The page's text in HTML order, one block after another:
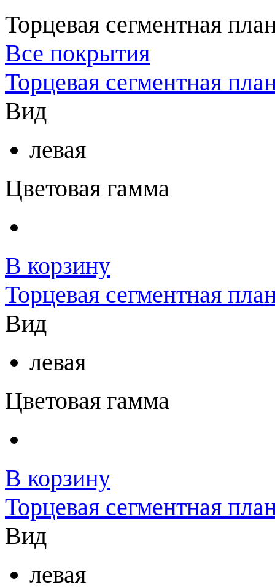
Торцевая сегментная
Все покрытия
Торцевая сегментная
Вид
левая
Цветовая гамма
В корзину
Торцевая сегментная
Вид
левая
Цветовая гамма
В корзину
Торцевая сегментная
Вид
левая